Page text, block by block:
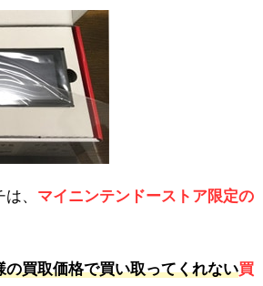
、 マイニンテンドーストア限定の
買取価格で買い取ってくれない買